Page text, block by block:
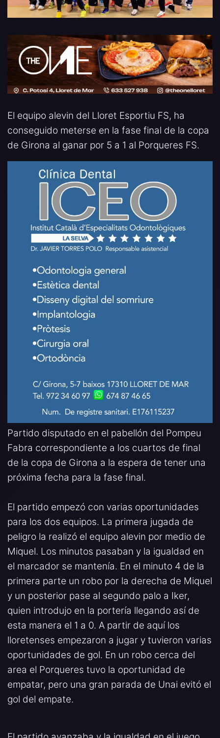
El equipo alevin del Lloret Esportiu FS, ha
conseguido meterse en la fase final de la copa
de Girona al ganar por 5 a 1 al Porqueres FS.
Partido disputado en el pabellón del Pompeu
Fabra correspondiente a los cuartos de final
de la copa de Girona a la espera de tener una
próxima fecha para la fase final.
El partido empezó con varias oportunidades
para los dos equipos. La primera jugada de
peligro la realizó el equipo alevin por medio de
Miquel. Los minutos pasaban y la igualdad en
el marcador se mantenía. En el minuto 4 de la
primera parte un robo por la derecha de Miquel
y un posterior pase al segundo palo a Iker,
quien introdujo en la portería llegando así de
esta manera el 1 a 0. A partir de aquí los
lloretenses empezaron a jugar y tuvieron varias
oportunidades de gol. En un robo cerca del
area el Porqueres tuvo la oportunidad de
empatar, pero una gran parada de Unai evitó el
gol del empate.